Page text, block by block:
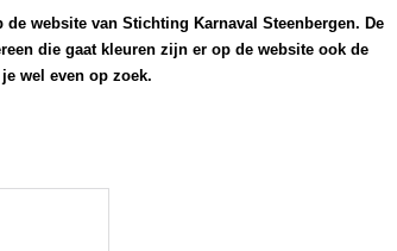
website van Stichting Karnaval Steenbergen. De
die gaat kleuren zijn er op de website ook de
wel even op zoek.